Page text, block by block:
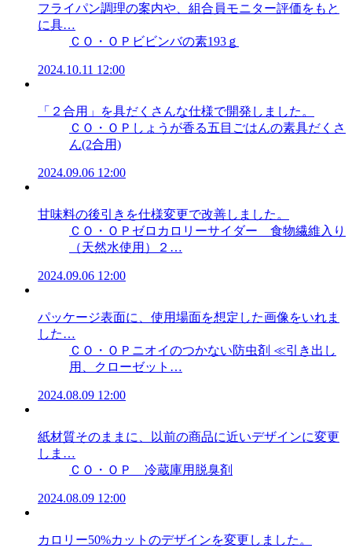
フライパン調理の案内や、組合員モニター評価をもと
に具…
ＣＯ・ＯＰビビンバの素193ｇ
2024.10.11 12:00
「２合用」を具だくさんな仕様で開発しました。
ＣＯ・ＯＰしょうが香る五目ごはんの素具だくさ
ん(2合用)
2024.09.06 12:00
甘味料の後引きを仕様変更で改善しました。
ＣＯ・ＯＰゼロカロリーサイダー 食物繊維入り
（天然水使用）２…
2024.09.06 12:00
パッケージ表面に、使用場面を想定した画像をいれま
した…
ＣＯ・ＯＰニオイのつかない防虫剤 ≪引き出し
用、クローゼット…
2024.08.09 12:00
紙材質そのままに、以前の商品に近いデザインに変更
しま…
ＣＯ・ＯＰ 冷蔵庫用脱臭剤
2024.08.09 12:00
カロリー50%カットのデザインを変更しました。